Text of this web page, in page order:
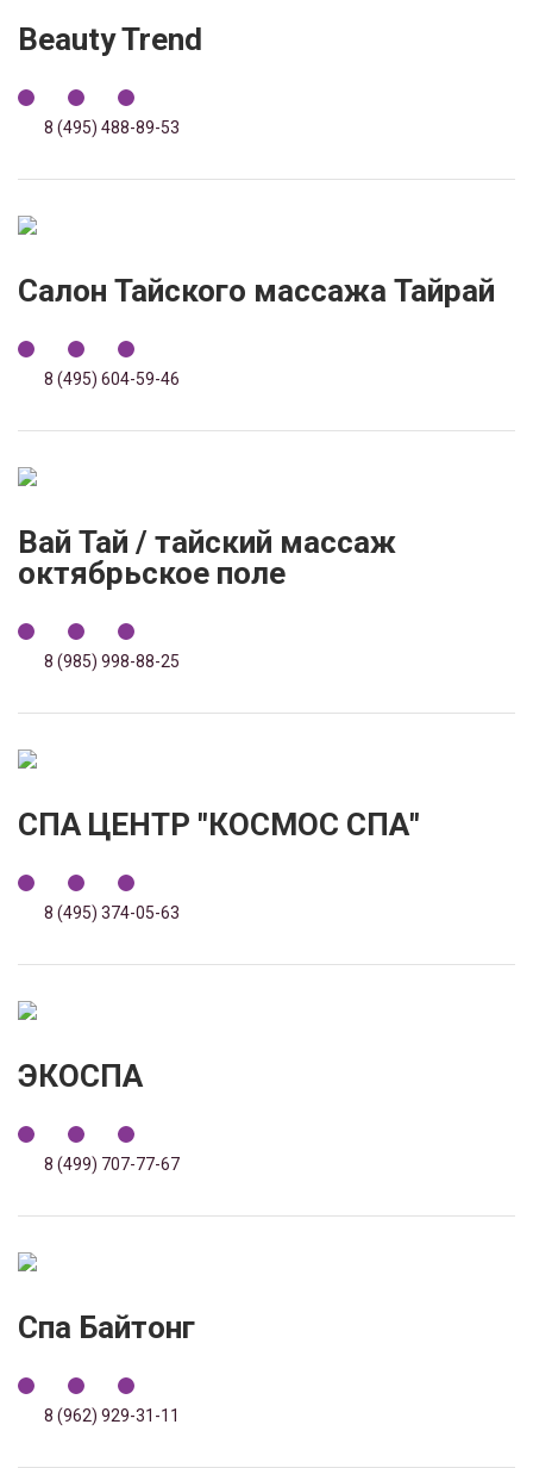
Beauty Trend
8 (495) 488-89-53
Салон Тайского массажа Тайрай
8 (495) 604-59-46
Вай Тай / тайский массаж
октябрьское поле
8 (985) 998-88-25
СПА ЦЕНТР "КОСМОС СПА"
8 (495) 374-05-63
ЭКОСПА
8 (499) 707-77-67
Спа Байтонг
8 (962) 929-31-11